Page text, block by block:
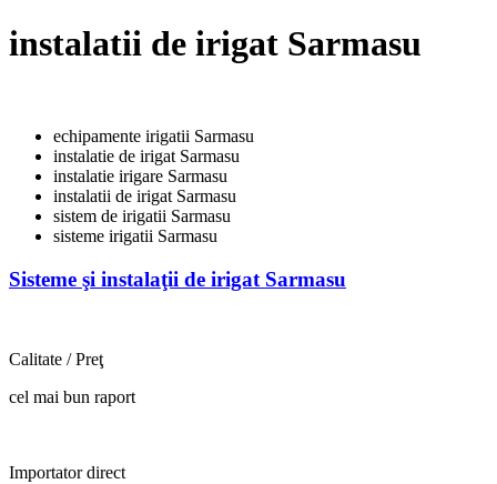
instalatii de irigat Sarmasu
echipamente irigatii Sarmasu
instalatie de irigat Sarmasu
instalatie irigare Sarmasu
instalatii de irigat Sarmasu
sistem de irigatii Sarmasu
sisteme irigatii Sarmasu
Sisteme şi instalaţii de irigat Sarmasu
Calitate / Preţ
cel mai bun raport
Importator direct